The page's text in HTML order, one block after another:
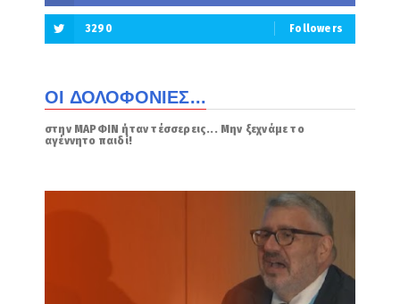
3290 Followers
ΟΙ ΔΟΛΟΦΟΝΙΕΣ...
στην ΜΑΡΦΙΝ ήταν τέσσερεις... Μην ξεχνάμε το
αγέννητο παιδί!